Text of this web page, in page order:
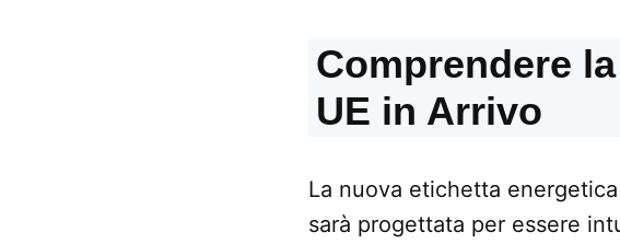
Comprendere
UE in Arrivo
La nuova etichetta
sarà progettata per essere